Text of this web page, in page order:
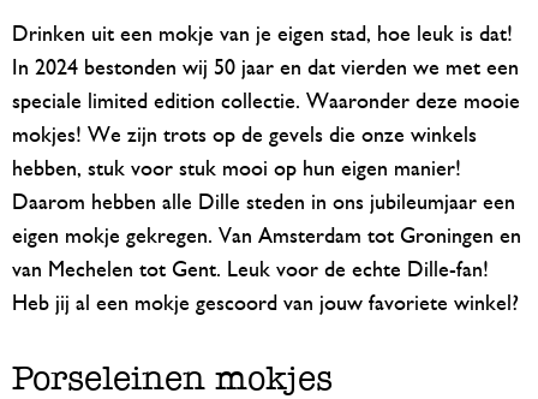
Drinken uit een mokje van je eigen stad, hoe leuk is dat!
In 2024 bestonden wij 50 jaar en dat vierden we met een
speciale limited edition collectie. Waaronder deze mooie
mokjes! We zijn trots op de gevels die onze winkels
hebben, stuk voor stuk mooi op hun eigen manier!
Daarom hebben alle Dille steden in ons jubileumjaar een
eigen mokje gekregen. Van Amsterdam tot Groningen en
van Mechelen tot Gent. Leuk voor de echte Dille-fan!
Heb jij al een mokje gescoord van jouw favoriete winkel?
Porseleinen mokjes